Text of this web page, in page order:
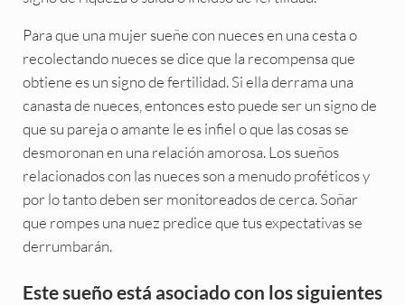
Para que una mujer sueñe con nueces en una cesta o
recolectando nueces se dice que la recompensa que
obtiene es un signo de fertilidad. Si ella derrama una
canasta de nueces, entonces esto puede ser un signo de
que su pareja o amante le es infiel o que las cosas se
desmoronan en una relación amorosa. Los sueños
relacionados con las nueces son a menudo proféticos y
por lo tanto deben ser monitoreados de cerca. Soñar
que rompes una nuez predice que tus expectativas se
derrumbarán.
Este sueño está asociado con los siguientes